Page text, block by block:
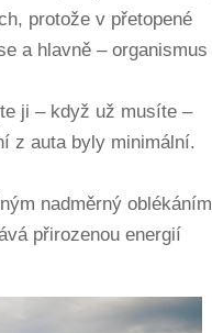
protože v přetopené
a hlavně – organismus
ji – když už musíte –
z auta byly minimální.
nadměrný oblékáním
přirozenou energií